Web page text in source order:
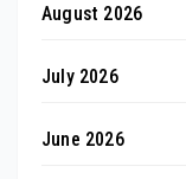
August 2026
July 2026
June 2026